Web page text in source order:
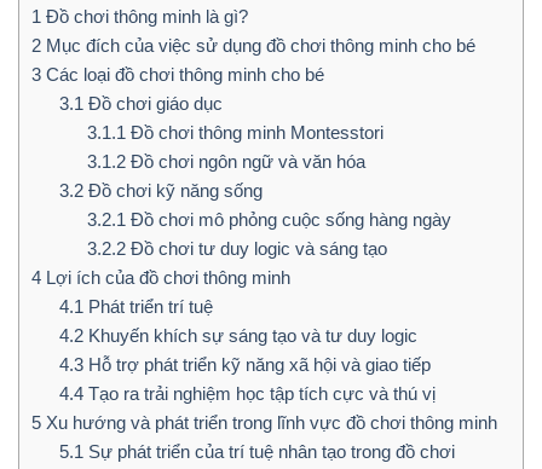
1 Đồ chơi thông minh là gì?
2 Mục đích của việc sử dụng đồ chơi thông minh cho bé
3 Các loại đồ chơi thông minh cho bé
3.1 Đồ chơi giáo dục
3.1.1 Đồ chơi thông minh Montesstori
3.1.2Đồ chơi ngôn ngữ và văn hóa
3.2Đồ chơi kỹ năng sống
3.2.1 Đồ chơi mô phỏng cuộc sống hàng ngày
3.2.2Đồ chơi tư duy logic và sáng tạo
4 Lợi ích của đồ chơi thông minh
4.1 Phát triển trí tuệ
4.2Khuyến khích sự sáng tạo và tư duy logic
4.3Hỗ trợ phát triển kỹ năng xã hội và giao tiếp
4.4Tạo ra trải nghiệm học tập tích cực và thú vị
5 Xu hướng và phát triển trong lĩnh vực đồ chơi thông minh
5.1 Sự phát triển của trí tuệ nhân tạo trong đồ chơi